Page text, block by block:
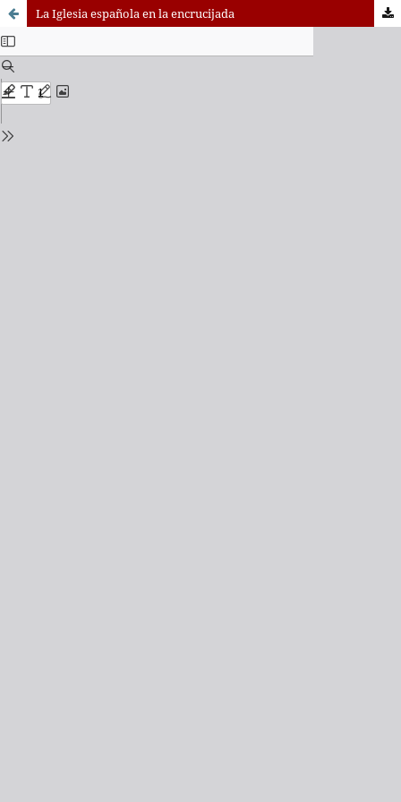
La Iglesia española en la encrucijada